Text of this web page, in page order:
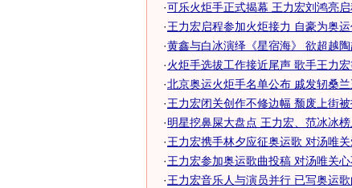
·可乐火炬手正式揭幕 王力宏刘鸿亮
·王力宏启程参加火炬接力 自豪为奥运
·黄鑫与白冰演绎《星宿海》 欲超越陶
·火炬手选拔工作接近尾声 歌手王力宏
·北京奥运火炬手名单公布 戚发轫桑兰
·王力宏闭关创作不修边幅 颓废上街
·明星挖鼻屎大盘点 王力宏、范冰冰榜
·王力宏携手林夕应征奥运歌 对汤唯
·王力宏参加奥运歌曲投稿 对汤唯关
·王力宏音乐人与演员并行 已写奥运歌